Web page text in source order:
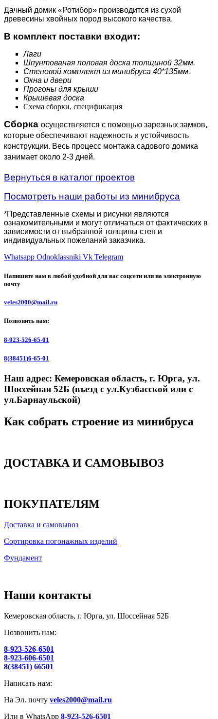
Дачный домик «Ротибор» производится из сухой
древесины хвойных пород высокого качества.
В комплект поставки входит:
Лаги
Шпунтованая половая доска толщиной 32мм.
Стеновой комплект из минибруса 40*135мм.
Окна и двери
Прогоны для крыши
Крышевая доска
Схема сборки, спецификация
Сборка осуществляется с помощью зарезных замков,
которые обеспечивают надежность и устойчивость
конструкции. Весь процесс монтажа садового домика
занимает около 2-3 дней.
Вернуться в каталог проектов
Посмотреть наши работы из минибруса
*Представленные схемы и рисунки являются
ознакомительными и могут отличаться от фактических в
зависимости от выбранной толщины стен и
индивидуальных пожеланий заказчика.
Whatsapp Odnoklassniki Vk Telegram
Напишите нам в любой удобной для вас соцсети или на электронную
почту
veles2000@mail.ru
Позвонить нам:
8-923-526-65-01
8(38451)6-65-01
Наш адрес: Кемеровская область, г. Юрга, ул.
Шоссейная 52Б (въезд с ул.Кузбасской или с
ул.Барнаульской)
Как собрать строение из минибруса
ДОСТАВКА И САМОВЫВОЗ
ПОКУПАТЕЛЯМ
Доставка и самовывоз
Сортировка погонажных изделий
Фундамент
Наши контакты
Кемеровская область, г. Юрга, ул. Шоссейная 52Б
Позвонить нам:
8-923-526-6501
8-923-606-6501
8(38451) 66501
Написать нам:
На Эл. почту veles2000@mail.ru
Или в WhatsApp 8-923-526-6501